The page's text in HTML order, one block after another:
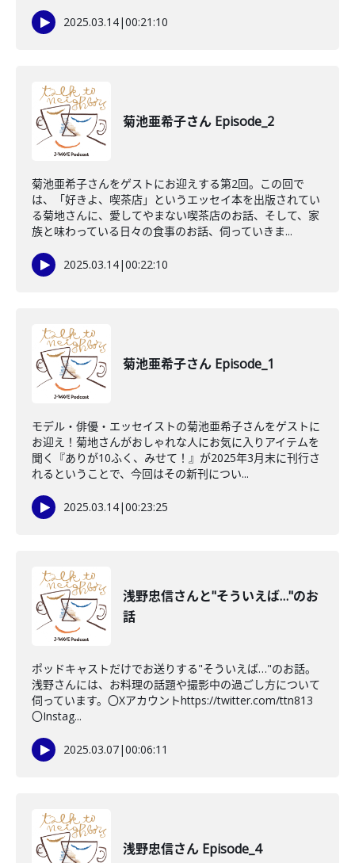
2025.03.14|00:21:10
菊池亜希子さん Episode_2
菊池亜希子さんをゲストにお迎えする第2回。この回で
は、「好きよ、喫茶店」というエッセイ本を出版されてい
る菊地さんに、愛してやまない喫茶店のお話、そして、家
族と味わっている日々の食事のお話、伺っていきま...
2025.03.14|00:22:10
菊池亜希子さん Episode_1
モデル・俳優・エッセイストの菊池亜希子さんをゲストに
お迎え！菊地さんがおしゃれな人にお気に入りアイテムを
聞く『ありが10ふく、みせて！』が2025年3月末に刊行さ
れるということで、今回はその新刊につい...
2025.03.14|00:23:25
浅野忠信さんと"そういえば…"のお
話
ポッドキャストだけでお送りする"そういえば…"のお話。
浅野さんには、お料理の話題や撮影中の過ごし方について
伺っています。〇Xアカウントhttps://twitter.com/ttn813
〇Instag...
2025.03.07|00:06:11
浅野忠信さん Episode_4